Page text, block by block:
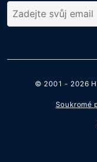
© 2001 - 2026
Soukromé